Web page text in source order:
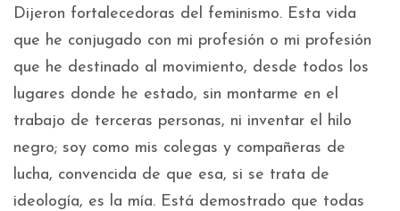
Dijeron fortalecedoras del feminismo. Esta vida
que he conjugado con mi profesión o mi profesión
que he destinado al movimiento, desde todos los
lugares donde he estado, sin montarme en el
trabajo de terceras personas, ni inventar el hilo
negro; soy como mis colegas y compañeras de
lucha, convencida de que esa, si se trata de
ideología, es la mía. Está demostrado que todas